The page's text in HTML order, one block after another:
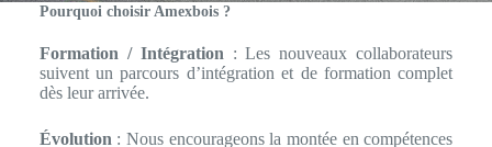
Pourquoi choisir Amexbois ?
Formation / Intégration : Les nouveaux collaborateurs
suivent un parcours d’intégration et de formation complet
dès leur arrivée.
Évolution : Nous encourageons la montée en compétences